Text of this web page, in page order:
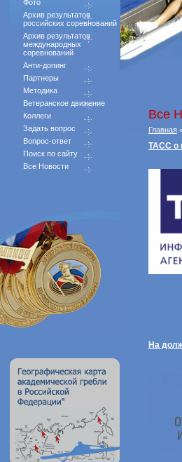
Фото
Архив результатов
российских соревнований
Архив результатов
международных
соревнований
Анти-допинг
Партнеры
Методика
Ветеранское движение
Коллеги
Задать вопрос
Вопрос-ответ
Поиск по сайту
Все Новости
Все
Главная »
ТАСС о
На